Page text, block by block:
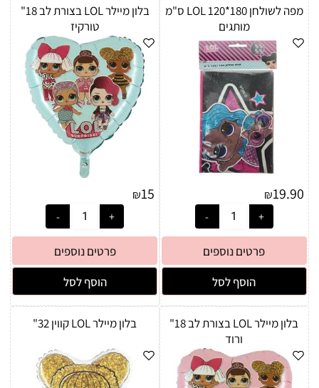
מפה לשולחן LOL 120*180 ס"מ
מותגים
₪19.90
פרטים נוספים
הוסף לסל
בלון מיילר LOL בצורת לב 18"
טורקיז
₪15
פרטים נוספים
הוסף לסל
בלון מיילר LOL בצורת לב 18"
ורוד
בלון מיילר LOL קווין 32"